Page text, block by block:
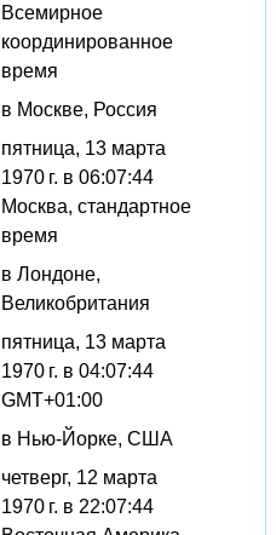
Всемирное
координированное
время
в Москве, Россия
пятница, 13 марта
1970 г. в 06:07:44
Москва, стандартное
время
в Лондоне,
Великобритания
пятница, 13 марта
1970 г. в 04:07:44
GMT+01:00
в Нью-Йорке, США
четверг, 12 марта
1970 г. в 22:07:44